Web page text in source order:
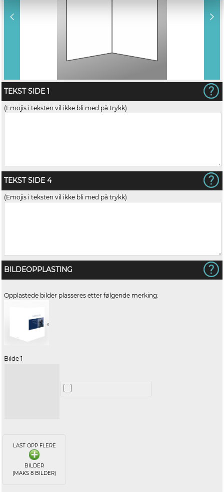
TEKST SIDE 1
(Emojis i teksten vil ikke bli med på trykk)
TEKST SIDE 4
(Emojis i teksten vil ikke bli med på trykk)
BILDEOPPLASTING
Opplastede bilder plasseres etter følgende merking:
Bilde 1
LAST OPP FLERE
BILDER
(MAKS 8 BILDER)